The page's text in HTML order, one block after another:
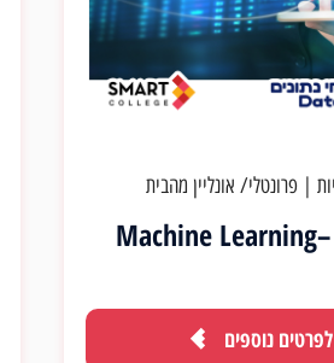
| פרונטלי/ אונליין מהבית
Machine
לפרטים נוספים